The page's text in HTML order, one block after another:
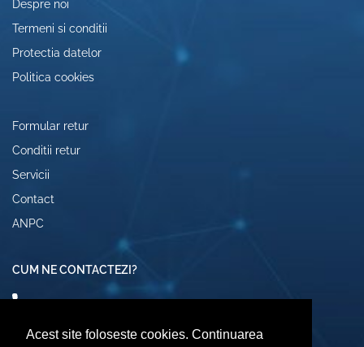
Acest site foloseste cookies. Continuarea
Despre noi
Termeni si conditii
Protectia datelor
Politica cookies
Formular retur
Conditii retur
Servicii
Contact
ANPC
CUM NE CONTACTEZI?
0742072474
comenzi@computerescu.ro